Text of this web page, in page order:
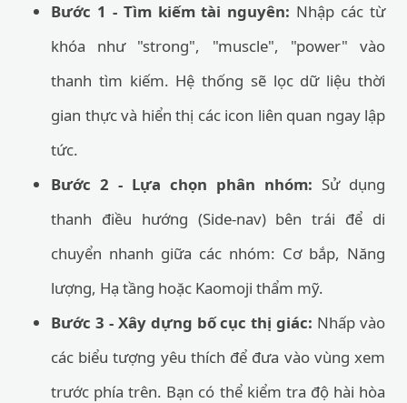
Bước 1 - Tìm kiếm tài nguyên: Nhập các từ
khóa như "strong", "muscle", "power" vào
thanh tìm kiếm. Hệ thống sẽ lọc dữ liệu thời
gian thực và hiển thị các icon liên quan ngay lập
tức.
Bước 2 - Lựa chọn phân nhóm: Sử dụng
thanh điều hướng (Side-nav) bên trái để di
chuyển nhanh giữa các nhóm: Cơ bắp, Năng
lượng, Hạ tầng hoặc Kaomoji thẩm mỹ.
Bước 3 - Xây dựng bố cục thị giác: Nhấp vào
các biểu tượng yêu thích để đưa vào vùng xem
trước phía trên. Bạn có thể kiểm tra độ hài hòa